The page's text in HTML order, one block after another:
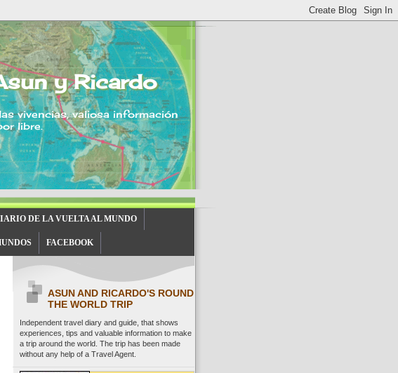
y Ricardo
vivencias, valiosa información
libre.
DE LA VUELTA AL MUNDO
FACEBOOK
ASUN AND RICARDO'S ROUND
THE WORLD TRIP
Independent travel diary and guide, that shows
experiences, tips and valuable information to make
a trip around the world. The trip has been made
without any help of a Travel Agent.